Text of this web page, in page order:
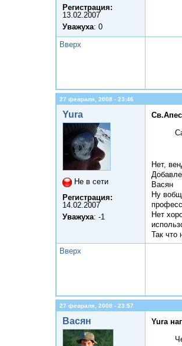
Регистрация:
13.02.2007
Уважуха: 0
Вверх
27 февраля, 2008 - 23:46
Yura
Не в сети
Регистрация:
14.02.2007
Уважуха: -1
Нет,
Васян
Ну
Нет
Так что
Вверх
27 февраля, 2008 - 23:57
Васян Yura